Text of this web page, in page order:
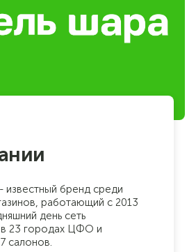
бренд среди
работающий с 2013
день сеть
в 23 городах ЦФО и
салонов.